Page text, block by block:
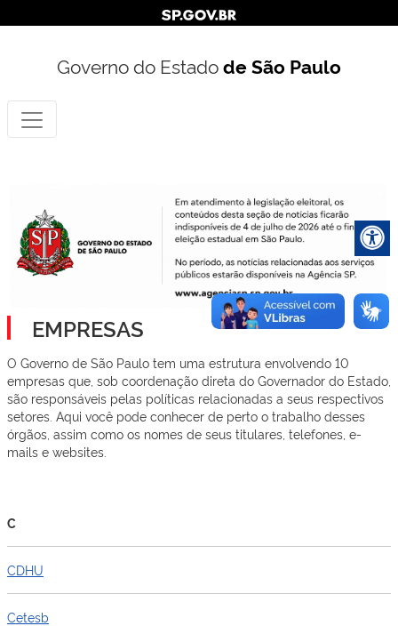
Governo do Estadode São Paulo
EMPRESAS
O Governo de São Paulo tem uma estrutura envolvendo 10
empresas que, sob coordenação direta do Governador do Estado,
são responsáveis pelas políticas relacionadas a seus respectivos
setores. Aqui você pode conhecer de perto o trabalho desses
órgãos, assim como os nomes de seus titulares, telefones, e-
mails e websites.
C
CDHU
Cetesb